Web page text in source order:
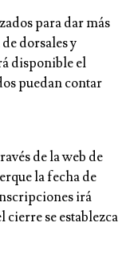
para dar más
dorsales y
disponible el
puedan contar
de la web de
la fecha de
irá
cierre se establezca